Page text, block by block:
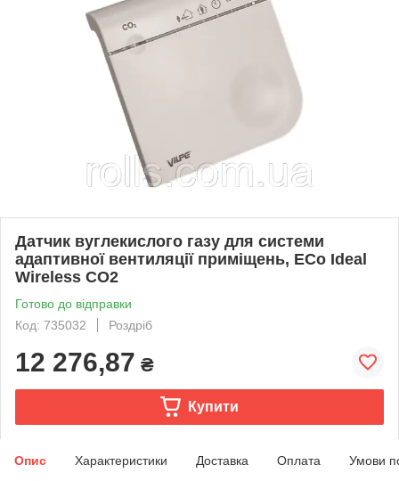
Датчик вуглекислого газу для системи
адаптивної вентиляції приміщень, ECo Ideal
Wireless CO2
Готово до відправки
Код: 735032
Роздріб
12 276,87 ₴
Купити
Опис Характеристики Доставка Оплата Умови